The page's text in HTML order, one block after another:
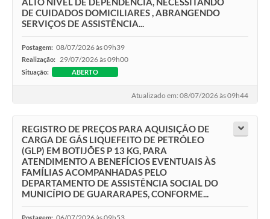
DE CUIDADOS DOMICILIARES , ABRANGENDO
SERVIÇOS DE ASSISTÊNCIA...
Postagem: 08/07/2026 às 09h39
Realização: 29/07/2026 às 09h00
Situação: ABERTO
Atualizado em: 08/07/2026 às 09h44
REGISTRO DE PREÇOS PARA AQUISIÇÃO DE
CARGA DE GÁS LIQUEFEITO DE PETRÓLEO
(GLP) EM BOTIJÕES P 13 KG, PARA
ATENDIMENTO A BENEFÍCIOS EVENTUAIS ÀS
FAMÍLIAS ACOMPANHADAS PELO
DEPARTAMENTO DE ASSISTÊNCIA SOCIAL DO
MUNICÍPIO DE GUARARAPES, CONFORME...